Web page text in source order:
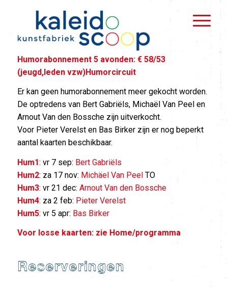
Humorabonnement 5 avonden: € 58/53
(jeugd,leden vzw)Humorcircuit
Er kan geen humorabonnement meer gekocht worden.
De optredens van Bert Gabriëls, Michaël Van Peel en
Arnout Van den Bossche zijn uitverkocht.
Voor Pieter Verelst en Bas Birker zijn er nog beperkt
aantal kaarten beschikbaar.
Hum1: vr 7 sep: Bert Gabriëls
Hum2: za 17 nov: Michäel Van PeelTO
Hum3: vr 21 dec: Arnout Van den Bossche
Hum4: za 2 feb: Pieter Verelst
Hum5: vr 5 apr: Bas Birker
Voor losse kaarten: zie Home/programma
Reserveringen